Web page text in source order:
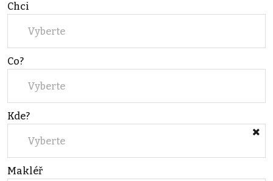
Chci
Vyberte
Co?
Vyberte
Kde?
Vyberte
Makléř